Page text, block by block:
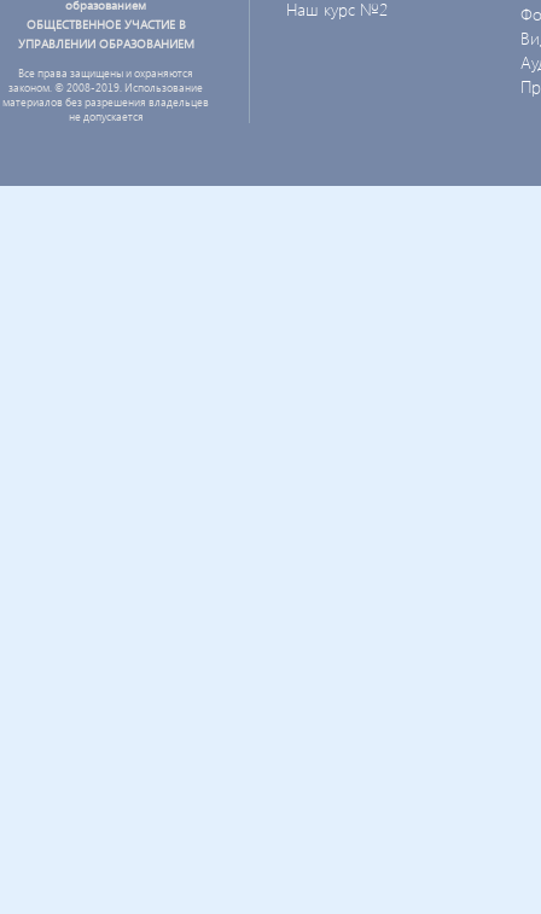
образованием
ОБЩЕСТВЕННОЕ УЧАСТИЕ В
УПРАВЛЕНИИ ОБРАЗОВАНИЕМ
Все права защищены и охраняются
законом. © 2008-2019. Использование
материалов без разрешения владельцев
не допускается
Наш курс №2